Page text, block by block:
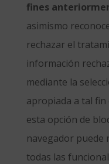
fines
asimismo
rechazar el
información
mediante la
apropiada a tal fin
esta opción de
navegador puede
todas las